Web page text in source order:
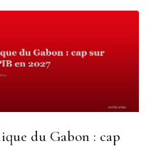
du Gabon : cap